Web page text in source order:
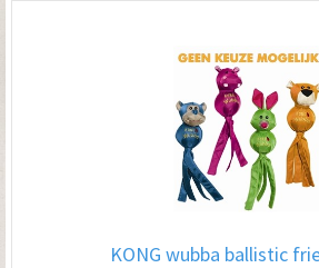
KONG wubba ballistic